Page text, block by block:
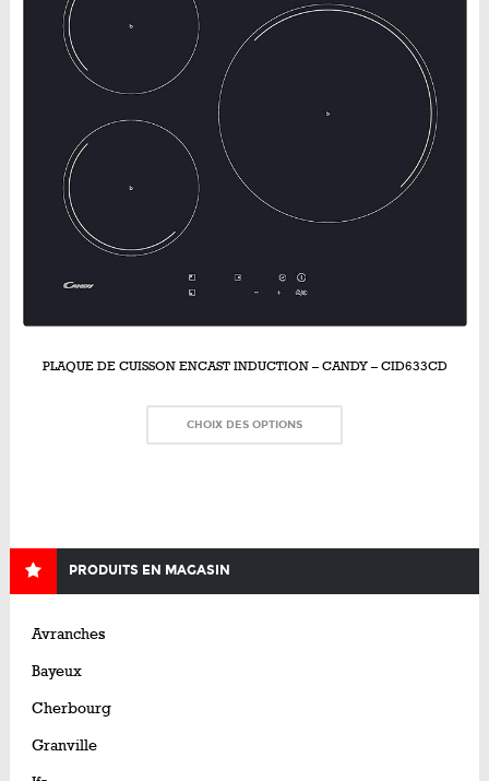
PLAQUE DE CUISSON ENCAST INDUCTION – CANDY – CID633CD
CHOIX DES OPTIONS
PRODUITS EN MAGASIN
Avranches
Bayeux
Cherbourg
Granville